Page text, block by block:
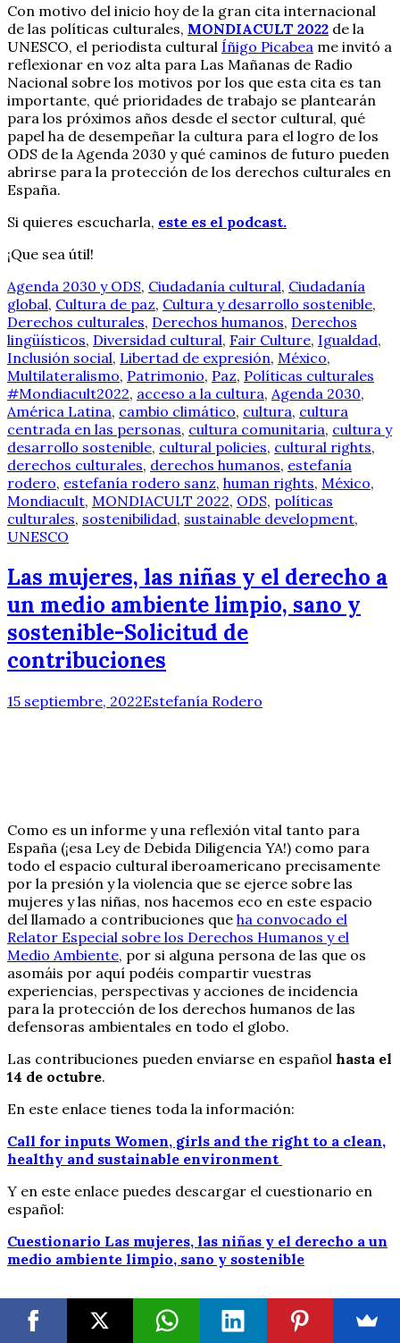
Con motivo del inicio hoy de la gran cita internacional
de las políticas culturales, MONDIACULT 2022 de la
UNESCO, el periodista cultural Íñigo Picabea me invitó a
reflexionar en voz alta para Las Mañanas de Radio
Nacional sobre los motivos por los que esta cita es tan
importante, qué prioridades de trabajo se plantearán
para los próximos años desde el sector cultural, qué
papel ha de desempeñar la cultura para el logro de los
ODS de la Agenda 2030 y qué caminos de futuro pueden
abrirse para la protección de los derechos culturales en
España.
Si quieres escucharla, este es el podcast.
¡Que sea útil!
Agenda 2030 y ODS, Ciudadanía cultural, Ciudadanía
global, Cultura de paz, Cultura y desarrollo sostenible,
Derechos culturales, Derechos humanos, Derechos
lingüísticos, Diversidad cultural, Fair Culture, Igualdad,
Inclusión social, Libertad de expresión, México,
Multilateralismo, Patrimonio, Paz, Políticas culturales
#Mondiacult2022, acceso a la cultura, Agenda 2030,
América Latina, cambio climático, cultura, cultura
centrada en las personas, cultura comunitaria, cultura y
desarrollo sostenible, cultural policies, cultural rights,
derechos culturales, derechos humanos, estefanía
rodero, estefanía rodero sanz, human rights, México,
Mondiacult, MONDIACULT 2022, ODS, políticas
culturales, sostenibilidad, sustainable development,
UNESCO
Las mujeres, las niñas y el derecho a
un medio ambiente limpio, sano y
sostenible-Solicitud de
contribuciones
15 septiembre, 2022Estefanía Rodero
Como es un informe y una reflexión vital tanto para
España (¡esa Ley de Debida Diligencia YA!) como para
todo el espacio cultural iberoamericano precisamente
por la presión y la violencia que se ejerce sobre las
mujeres y las niñas, nos hacemos eco en este espacio
del llamado a contribuciones que ha convocado el
Relator Especial sobre los Derechos Humanos y el
Medio Ambiente, por si alguna persona de las que os
asomáis por aquí podéis compartir vuestras
experiencias, perspectivas y acciones de incidencia
para la protección de los derechos humanos de las
defensoras ambientales en todo el globo.
Las contribuciones pueden enviarse en español hasta el
14 de octubre.
En este enlace tienes toda la información:
Call for inputs Women, girls and the right to a clean,
healthy and sustainable environment
Y en este enlace puedes descargar el cuestionario en
español:
Cuestionario Las mujeres, las niñas y el derecho a un
medio ambiente limpio, sano y sostenible
«El Relator Especial invita y agradece sus respuestas a